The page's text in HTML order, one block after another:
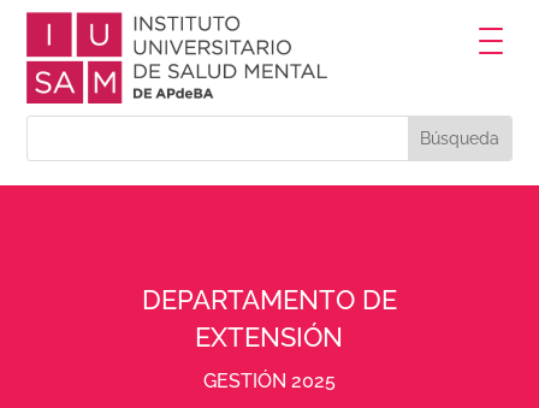
DEPARTAMENTO DE
EXTENSIÓN
GESTIÓN 2025